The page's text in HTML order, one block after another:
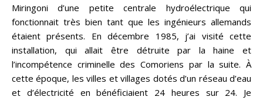
Miringoni d’une petite centrale hydroélectrique qui
fonctionnait très bien tant que les ingénieurs allemands
étaient présents. En décembre 1985, j’ai visité cette
installation, qui allait être détruite par la haine et
l’incompétence criminelle des Comoriens par la suite. À
cette époque, les villes et villages dotés d’un réseau d’eau
et d’électricité en bénéficiaient 24 heures sur 24. Je